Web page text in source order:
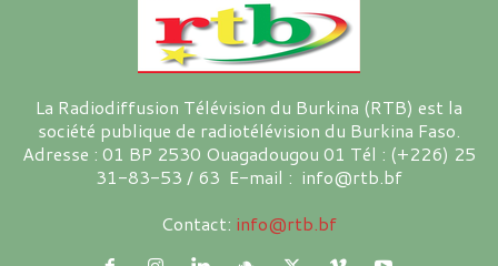
La Radiodiffusion Télévision du Burkina (RTB) est la
société publique de radiotélévision du Burkina Faso.
Adresse : 01 BP 2530 Ouagadougou 01 Tél : (+226) 25
31-83-53 / 63 E-mail : info@rtb.bf
Contact: info@rtb.bf